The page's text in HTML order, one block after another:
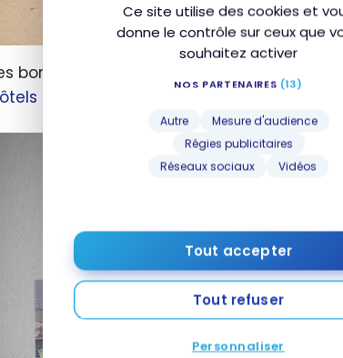
Ce site utilise des cookies et
donne le contrôle sur ceux que
souhaitez activer
NOS PARTENAIRES (13)
Autre
Mesure d'audience
Régies publicitaires
Réseaux sociaux
Vidéos
Tout accepter
Tout refuser
Personnaliser
bonnes cartes permettent
. L’objectif reste